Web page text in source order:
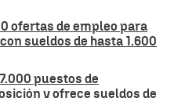
ofertas de empleo para
sueldos de hasta 1.600
puestos de
y ofrece sueldos de